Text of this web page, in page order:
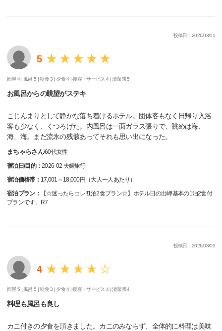
投稿日：2026/03/11
5
部屋 4 | 風呂 5 |朝食 3 | 夕食 4 |接客・サービス 4 |清潔感 5
お風呂からの眺望がステキ
こじんまりとして静かな落ち着けるホテル。団体客もなく日帰り入浴
客も少なく、くつろげた。内風呂は一面ガラス張りで、眺めは海、
海、海。まだ流氷の残骸あってそれも思い出になった。
まちゃらさん/60代女性
宿泊日/目的：2026-02 夫婦旅行
宿泊価格帯： 17,001～18,000円（大人一人あたり）
宿泊プラン：
【☆迷ったらコレ!!1泊2食プラン☆】ホテル日の出岬基本の1泊2食付
プランです。R7
投稿日：2026/03/09
4
部屋 5 | 風呂 5 |朝食 3 | 夕食 4 |接客・サービス 4 |清潔感 4
料理も風呂も良し
カニ付きの夕食を頂きました。カニのみならず、全体的に料理は美味